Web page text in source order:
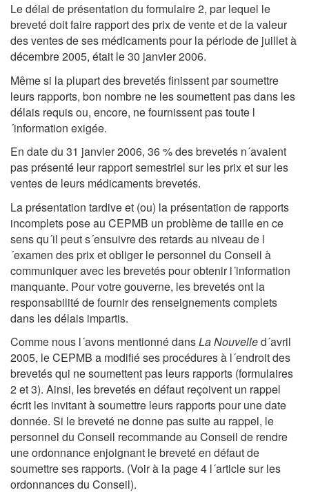
Le délai de présentation du formulaire 2, par lequel le
breveté doit faire rapport des prix de vente et de la valeur
des ventes de ses médicaments pour la période de juillet à
décembre 2005, était le 30 janvier 2006.
Même si la plupart des brevetés finissent par soumettre
leurs rapports, bon nombre ne les soumettent pas dans les
délais requis ou, encore, ne fournissent pas toute l
´information exigée.
En date du 31 janvier 2006, 36 % des brevetés n´avaient
pas présenté leur rapport semestriel sur les prix et sur les
ventes de leurs médicaments brevetés.
La présentation tardive et (ou) la présentation de rapports
incomplets pose au CEPMB un problème de taille en ce
sens qu´il peut s´ensuivre des retards au niveau de l
´examen des prix et obliger le personnel du Conseil à
communiquer avec les brevetés pour obtenir l´information
manquante. Pour votre gouverne, les brevetés ont la
responsabilité de fournir des renseignements complets
dans les délais impartis.
Comme nous l´avons mentionné dansLa Nouvelled´avril
2005, le CEPMB a modifié ses procédures à l´endroit des
brevetés qui ne soumettent pas leurs rapports (formulaires
2 et 3). Ainsi, les brevetés en défaut reçoivent un rappel
écrit les invitant à soumettre leurs rapports pour une date
donnée. Si le breveté ne donne pas suite au rappel, le
personnel du Conseil recommande au Conseil de rendre
une ordonnance enjoignant le breveté en défaut de
soumettre ses rapports. (Voir à la page 4 l´article sur les
ordonnances du Conseil).